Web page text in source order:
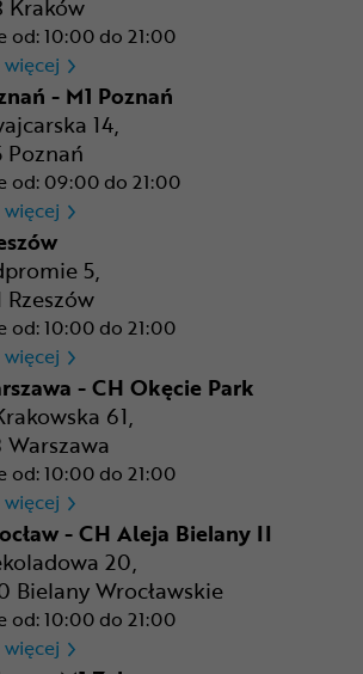
Kraków
od: 10:00 do 21:00
CR Kraków - Solvay Park
- M1 Poznań
14,
Poznań
od: 09:00 do 21:00
CR Poznań - M1 Poznań
5,
Rzeszów
od: 10:00 do 21:00
CR Rzeszów
- CH Okęcie Park
61,
Warszawa
od: 10:00 do 21:00
CR Warszawa - CH Okęcie
- CH Aleja Bielany II
20,
Bielany Wrocławskie
od: 10:00 do 21:00
CR Wrocław - CH Aleja